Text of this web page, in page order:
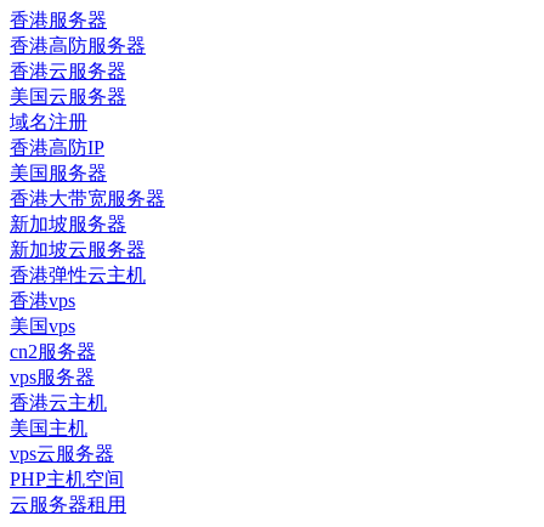
香港服务器
香港高防服务器
香港云服务器
美国云服务器
域名注册
香港高防IP
美国服务器
香港大带宽服务器
新加坡服务器
新加坡云服务器
香港弹性云主机
香港vps
美国vps
cn2服务器
vps服务器
香港云主机
美国主机
vps云服务器
PHP主机空间
云服务器租用